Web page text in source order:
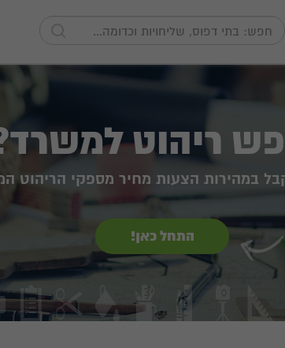
ריהוט
במהירות הצעות מחיר מספקי הריהוט
התחל כאן!